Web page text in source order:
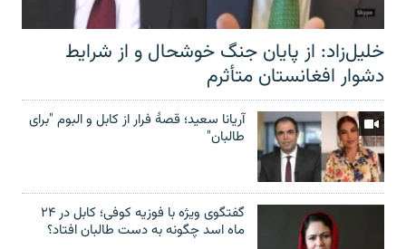
خلیل‌زاد: از پایان جنگ خوشحال و از شرایط
دشوار افغانستان متأثرم
آریانا سعید؛ قصۀ فرار از کابل و البوم "برای
طالبان"
گفتگوی ویژه با فوزیه کوفی؛ کابل در ۲۴
ماه اسد چگونه به دست طالبان افتاد؟